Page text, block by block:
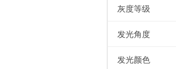
灰度等级
发光角度
发光颜色